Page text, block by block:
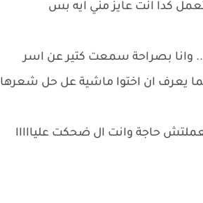
كدا انت عايز مني ايه بس
وانا بصراحة سمعت كتير عن اسر
يعرف ان اختوا ماشية عل حل شعرها
حاجة وانت ال ضحكت عليااااا